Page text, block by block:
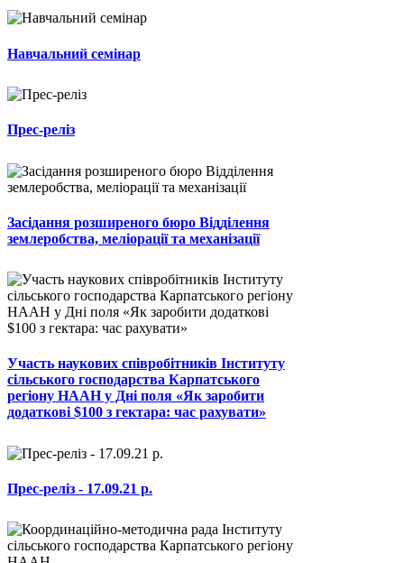
Навчальний семінар
Прес-реліз
Засідання розширеного бюро Відділення
землеробства, меліорації та механізації
Участь наукових співробітників Інституту
сільського господарства Карпатського
регіону НААН у Дні поля «Як заробити
додаткові $100 з гектара: час рахувати»
Прес-реліз - 17.09.21 р.